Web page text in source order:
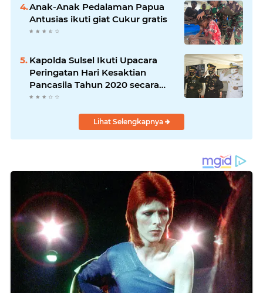
Anak-Anak Pedalaman Papua
Antusias ikuti giat Cukur gratis
Kapolda Sulsel Ikuti Upacara
Peringatan Hari Kesaktian
Pancasila Tahun 2020 secara
virtual
Lihat Selengkapnya